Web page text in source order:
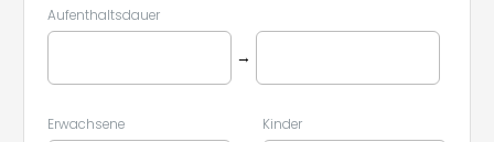
Aufenthaltsdauer
→
Erwachsene Kinder